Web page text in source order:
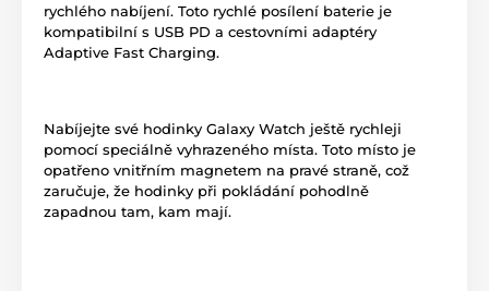
rychlého nabíjení. Toto rychlé posílení baterie je
kompatibilní s USB PD a cestovními adaptéry
Adaptive Fast Charging.
Nabíjejte své hodinky Galaxy Watch ještě rychleji
pomocí speciálně vyhrazeného místa. Toto místo je
opatřeno vnitřním magnetem na pravé straně, což
zaručuje, že hodinky při pokládání pohodlně
zapadnou tam, kam mají.